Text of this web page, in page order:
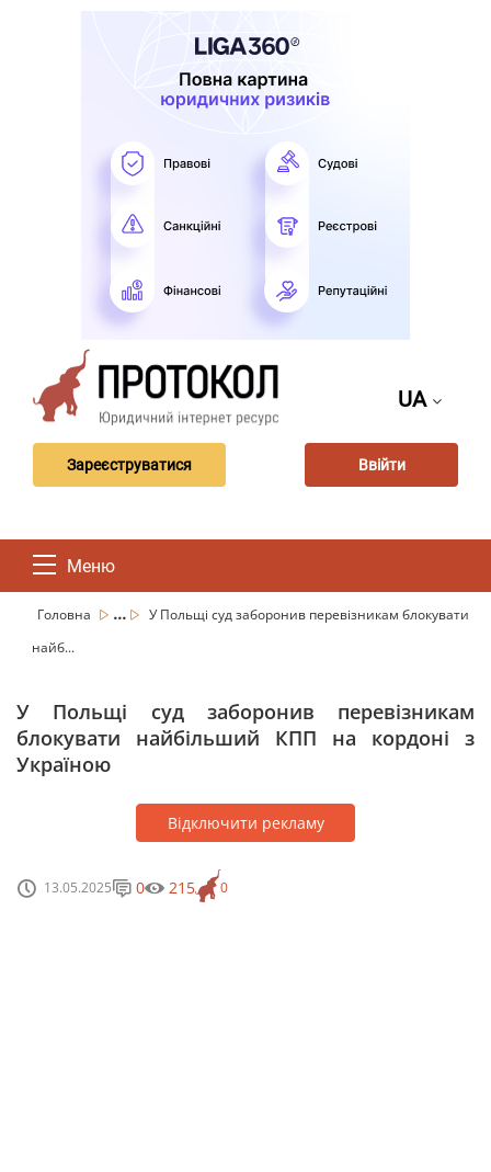
UA
Зареєструватися Ввійти
Меню
Головна ...
У Польщі суд заборонив перевізникам блокувати
найб...
У Польщі суд заборонив перевізникам
блокувати найбільший КПП на кордоні з
Україною
Відключити рекламу
13.05.2025 0
0 215